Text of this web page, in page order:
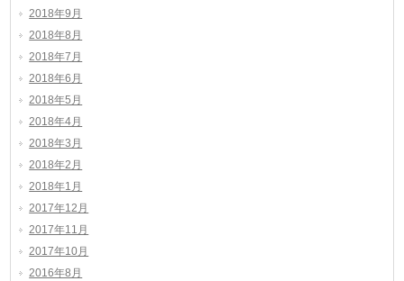
2018年9月
2018年8月
2018年7月
2018年6月
2018年5月
2018年4月
2018年3月
2018年2月
2018年1月
2017年12月
2017年11月
2017年10月
2016年8月